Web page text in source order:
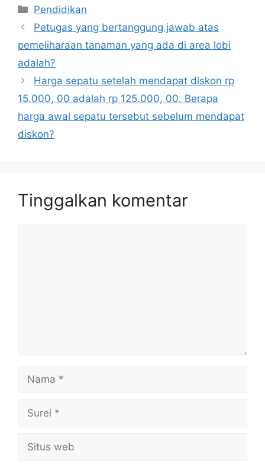
Kategori
Pendidikan
Petugas yang bertanggung jawab atas
pemeliharaan tanaman yang ada di area lobi
adalah?
Harga sepatu setelah mendapat diskon rp
15.000, 00 adalah rp 125.000, 00. Berapa
harga awal sepatu tersebut sebelum mendapat
diskon?
Tinggalkan komentar
web